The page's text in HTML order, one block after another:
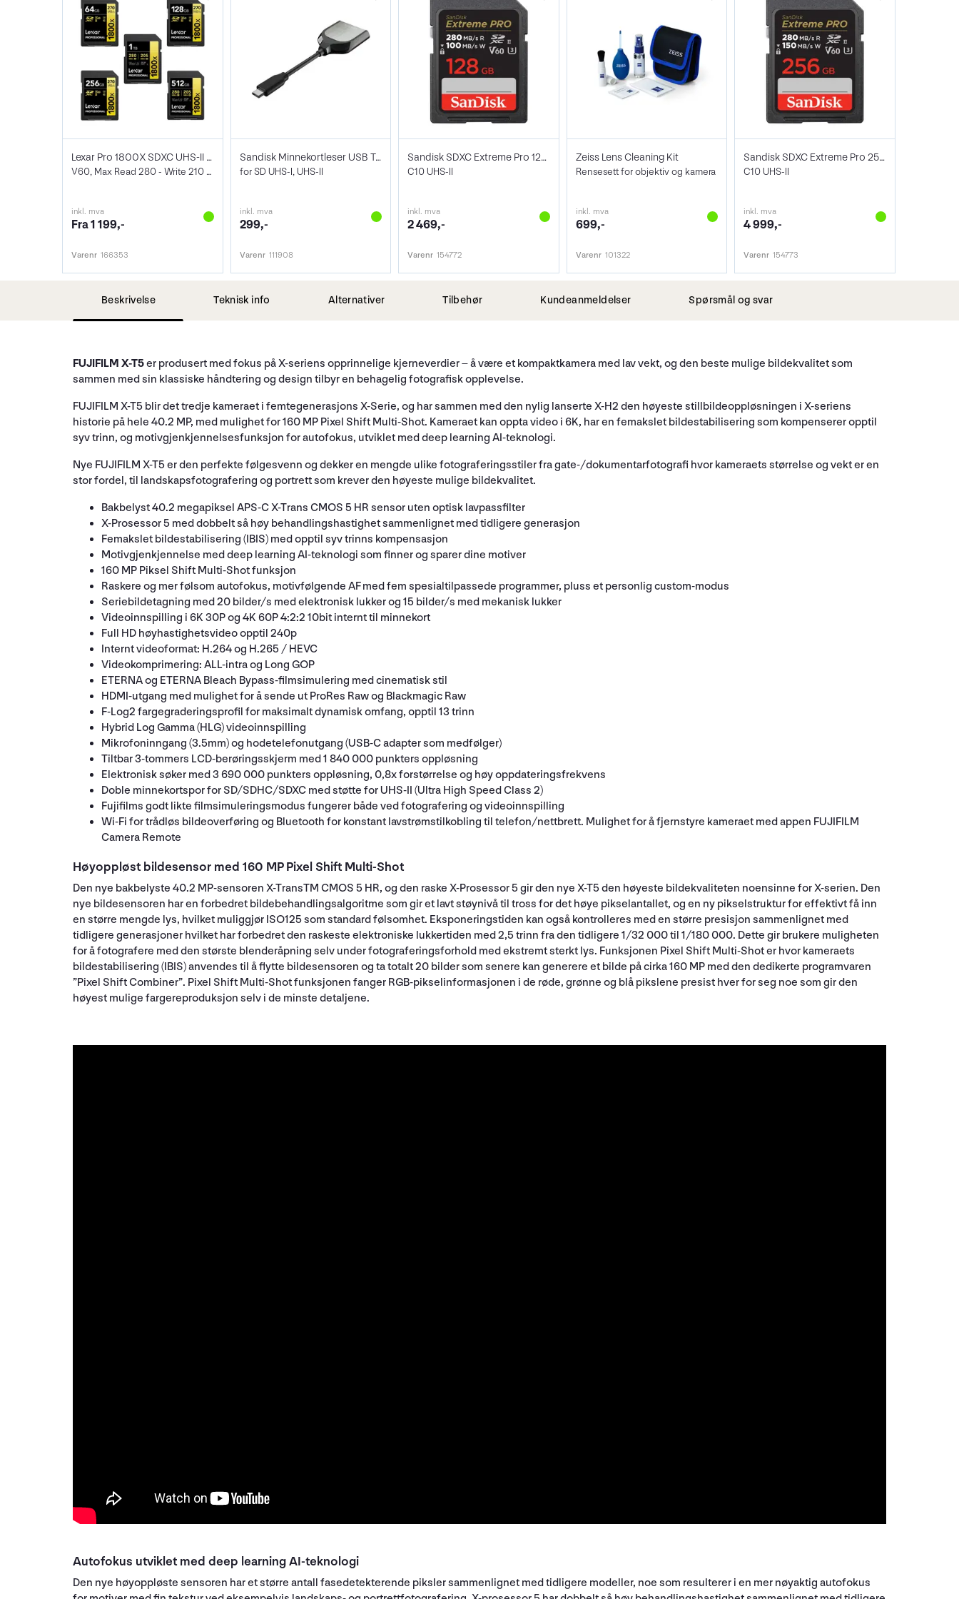
Lexar Pro 1800X SDXC UHS-II U3
V60, Max Read 280 - Write 210 MB/s
inkl. mva
Fra 1 199,-
Varenr 166353
Sandisk Minnekortleser USB Type-C
for SD UHS-I, UHS-II
inkl. mva
299,-
Varenr 111908
Sandisk SDXC Extreme Pro 128GB V60
C10 UHS-II
inkl. mva
2 469,-
Varenr 154772
Zeiss Lens Cleaning Kit
Rensesett for objektiv og kamera
inkl. mva
699,-
Varenr 101322
Sandisk SDXC Extreme Pro 256GB V60
C10 UHS-II
inkl. mva
4 999,-
Varenr 154773
Beskrivelse Teknisk info Alternativer Tilbehør Kundeanmeldelser Spørsmål og svar
FUJIFILM X-T5er produsert med fokus på X-seriens opprinnelige kjerneverdier – å være et kompaktkamera med lav vekt, og den beste mulige bildekvalitet som
sammen med sin klassiske håndtering og design tilbyr en behagelig fotografisk opplevelse.
FUJIFILM X-T5 blir det tredje kameraet i femtegenerasjons X-Serie, og har sammen med den nylig lanserte X-H2 den høyeste stillbildeoppløsningen i X-seriens
historie på hele 40.2 MP, med mulighet for 160 MP Pixel Shift Multi-Shot. Kameraet kan oppta video i 6K, har en femakslet bildestabilisering som kompenserer opptil
syv trinn, og motivgjenkjennelsesfunksjon for autofokus, utviklet med deep learning AI-teknologi.
Nye FUJIFILM X-T5 er den perfekte følgesvenn og dekker en mengde ulike fotograferingsstiler fra gate-/dokumentarfotografi hvor kameraets størrelse og vekt er en
stor fordel, til landskapsfotografering og portrett som krever den høyeste mulige bildekvalitet.
Bakbelyst 40.2 megapiksel APS-C X-Trans CMOS 5 HR sensor uten optisk lavpassfilter
X-Prosessor 5 med dobbelt så høy behandlingshastighet sammenlignet med tidligere generasjon
Femakslet bildestabilisering (IBIS) med opptil syv trinns kompensasjon
Motivgjenkjennelse med deep learning AI-teknologi som finner og sparer dine motiver
160 MP Piksel Shift Multi-Shot funksjon
Raskere og mer følsom autofokus, motivfølgende AF med fem spesialtilpassede programmer, pluss et personlig custom-modus
Seriebildetagning med 20 bilder/s med elektronisk lukker og 15 bilder/s med mekanisk lukker
Videoinnspilling i 6K 30P og 4K 60P 4:2:2 10bit internt til minnekort
Full HD høyhastighetsvideo opptil 240p
Internt videoformat: H.264 og H.265 / HEVC
Videokomprimering: ALL-intra og Long GOP
ETERNA og ETERNA Bleach Bypass-filmsimulering med cinematisk stil
HDMI-utgang med mulighet for å sende ut ProRes Raw og Blackmagic Raw
F-Log2 fargegraderingsprofil for maksimalt dynamisk omfang, opptil 13 trinn
Hybrid Log Gamma (HLG) videoinnspilling
Mikrofoninngang (3.5mm) og hodetelefonutgang (USB-C adapter som medfølger)
Tiltbar 3-tommers LCD-berøringsskjerm med 1 840 000 punkters oppløsning
Elektronisk søker med 3 690 000 punkters oppløsning, 0,8x forstørrelse og høy oppdateringsfrekvens
Doble minnekortspor for SD/SDHC/SDXC med støtte for UHS-II (Ultra High Speed Class 2)
Fujifilms godt likte filmsimuleringsmodus fungerer både ved fotografering og videoinnspilling
Wi-Fi for trådløs bildeoverføring og Bluetooth for konstant lavstrømstilkobling til telefon/nettbrett. Mulighet for å fjernstyre kameraet med appen FUJIFILM
Camera Remote
Høyoppløst bildesensor med 160 MP Pixel Shift Multi-Shot
Den nye bakbelyste 40.2 MP-sensoren X-TransTM CMOS 5 HR, og den raske X-Prosessor 5 gir den nye X-T5 den høyeste bildekvaliteten noensinne for X-serien. Den
nye bildesensoren har en forbedret bildebehandlingsalgoritme som gir et lavt støynivå til tross for det høye pikselantallet, og en ny pikselstruktur for effektivt få inn
en større mengde lys, hvilket muliggjør ISO125 som standard følsomhet. Eksponeringstiden kan også kontrolleres med en større presisjon sammenlignet med
tidligere generasjoner hvilket har forbedret den raskeste elektroniske lukkertiden med 2,5 trinn fra den tidligere 1/32 000 til 1/180 000. Dette gir brukere muligheten
for å fotografere med den største blenderåpning selv under fotograferingsforhold med ekstremt sterkt lys. Funksjonen Pixel Shift Multi-Shot er hvor kameraets
bildestabilisering (IBIS) anvendes til å flytte bildesensoren og ta totalt 20 bilder som senere kan generere et bilde på cirka 160 MP med den dedikerte programvaren
”Pixel Shift Combiner”. Pixel Shift Multi-Shot funksjonen fanger RGB-pikselinformasjonen i de røde, grønne og blå pikslene presist hver for seg noe som gir den
høyest mulige fargereproduksjon selv i de minste detaljene.
Autofokus utviklet med deep learning AI-teknologi
Den nye høyoppløste sensoren har et større antall fasedetekterende piksler sammenlignet med tidligere modeller, noe som resulterer i en mer nøyaktig autofokus